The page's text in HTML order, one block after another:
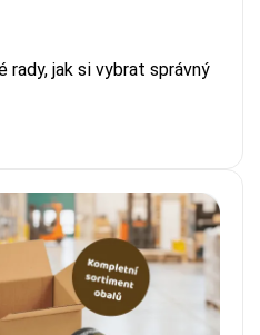
rady, jak si vybrat správný